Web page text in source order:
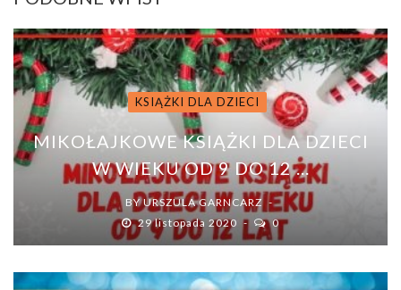
KSIĄŻKI DLA DZIECI
MIKOŁAJKOWE KSIĄŻKI DLA DZIECI
W WIEKU OD 9 DO 12 ...
BYURSZULA GARNCARZ
29 listopada 2020
0